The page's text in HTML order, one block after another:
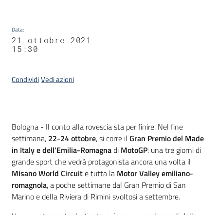
Data:
21 ottobre 2021
15:30
CondividiVedi azioni
Contenuto
Bologna - Il conto alla rovescia sta per finire. Nel fine
settimana, 22-24 ottobre, si corre il Gran Premio del Made
in Italy e dell’Emilia-Romagnadi MotoGP: una tre giorni di
grande sport che vedrà protagonista ancora una volta il
Misano World Circuite tutta la Motor Valley emiliano-
romagnola, a poche settimane dal Gran Premio di San
Marino e della Riviera di Rimini svoltosi a settembre.